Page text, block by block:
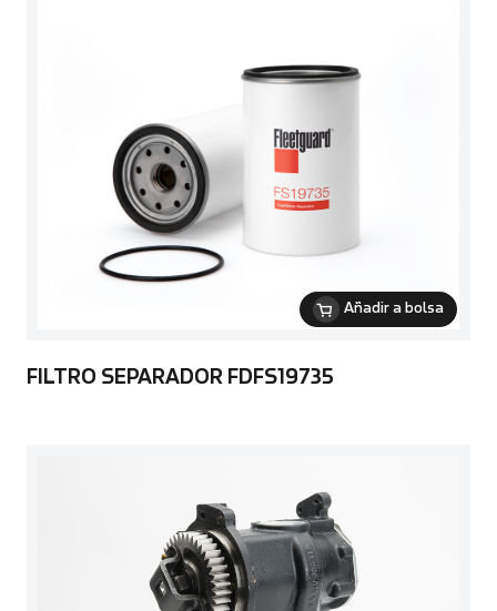
Añadir a bolsa
FILTRO SEPARADOR FDFS19735